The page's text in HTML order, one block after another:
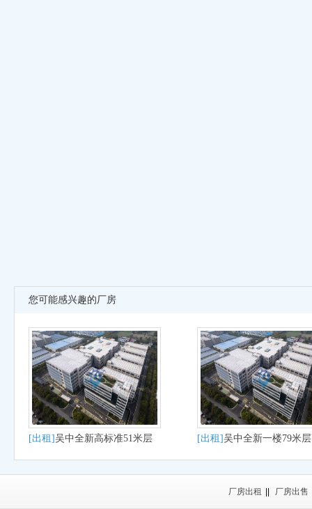
您可能感兴趣的厂房
[出租]吴中全新高标准51米层
高出租
[出租]吴中全新一楼79米
厂房出租
厂房出租 厂房出售